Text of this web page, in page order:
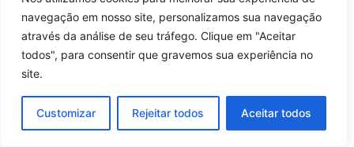
navegação em nosso site, personalizamos sua navegação
através da análise de seu tráfego. Clique em "Aceitar
todos", para consentir que gravemos sua experiência no
site.
Customizar Rejeitar todos Aceitar todos